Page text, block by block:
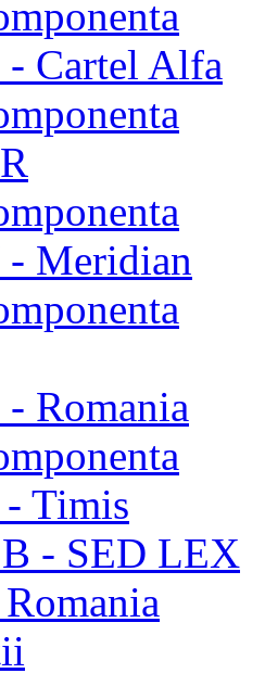
- Cartel Alfa
- Meridian
Romania
Timis
- SED LEX